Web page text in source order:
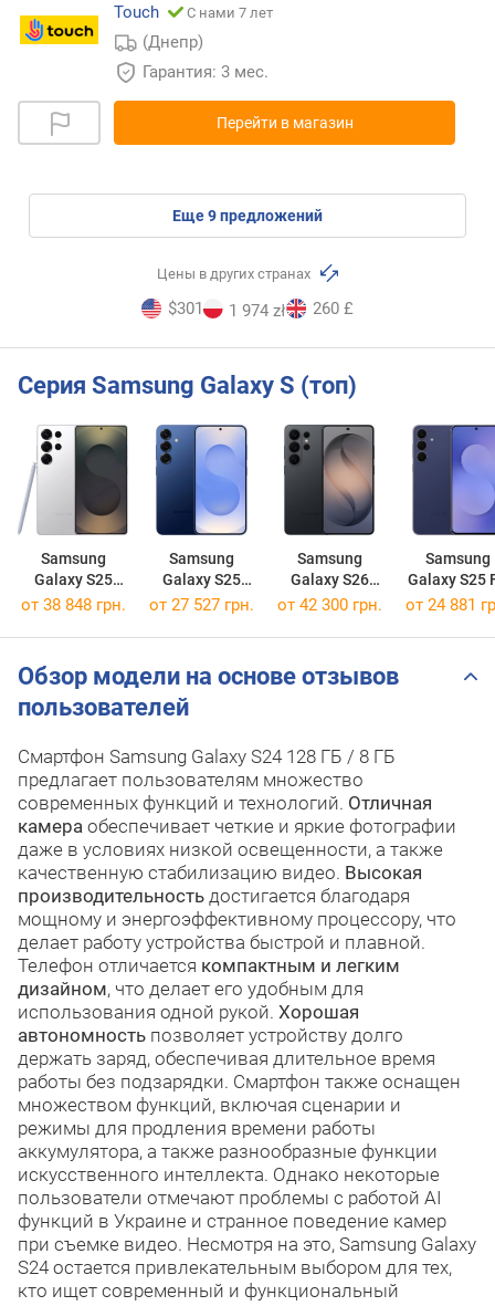
Touch
С нами 7 лет
(Днепр)
Гарантия: 3 мес.
Перейти в магазин
eще9предложений
Цены в других странах
$301 1 974 zł 260 £
Серия Samsung Galaxy S (топ)
Samsung
Galaxy S25
Ultra 256GB
Samsung
Galaxy S25
256GB
Samsung
Galaxy S26
Ultra 256GB
Samsung
Galaxy S25
256GB
от 38 848 грн. от 27 527 грн. от 42 300 грн. от 24 881
Обзор модели на основе отзывов
пользователей
Смартфон Samsung Galaxy S24 128 ГБ / 8 ГБ
предлагает пользователям множество
современных функций и технологий. Отличная
камера обеспечивает четкие и яркие фотографии
даже в условиях низкой освещенности, а также
качественную стабилизацию видео. Высокая
производительность достигается благодаря
мощному и энергоэффективному процессору, что
делает работу устройства быстрой и плавной.
Телефон отличается компактным и легким
дизайном, что делает его удобным для
использования одной рукой. Хорошая
автономность позволяет устройству долго
держать заряд, обеспечивая длительное время
работы без подзарядки. Смартфон также оснащен
множеством функций, включая сценарии и
режимы для продления времени работы
аккумулятора, а также разнообразные функции
искусственного интеллекта. Однако некоторые
пользователи отмечают проблемы с работой AI
функций в Украине и странное поведение камер
при съемке видео. Несмотря на это, Samsung Galaxy
S24 остается привлекательным выбором для тех,
кто ищет современный и функциональный